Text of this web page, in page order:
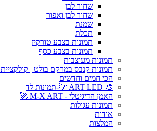
שחור לבן
שחור לבן ואפור
שמנת
תכלת
תמונות בצבע טורקיז
תמונות בצבע כסף
תמונות מעוצבות
תמונות קנבס במרקם בולט | קולקציית Art Touch
הכי חמים וחדשים
🎨 ART LED 💡-תמונות לד
האמן הדיגיטלי - M-X ART 🚀
תמונות עגולות
אודות
המלצות